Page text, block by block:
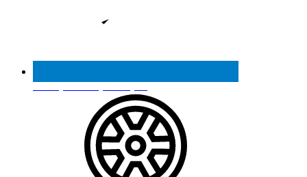
Реестр МинПромТорга